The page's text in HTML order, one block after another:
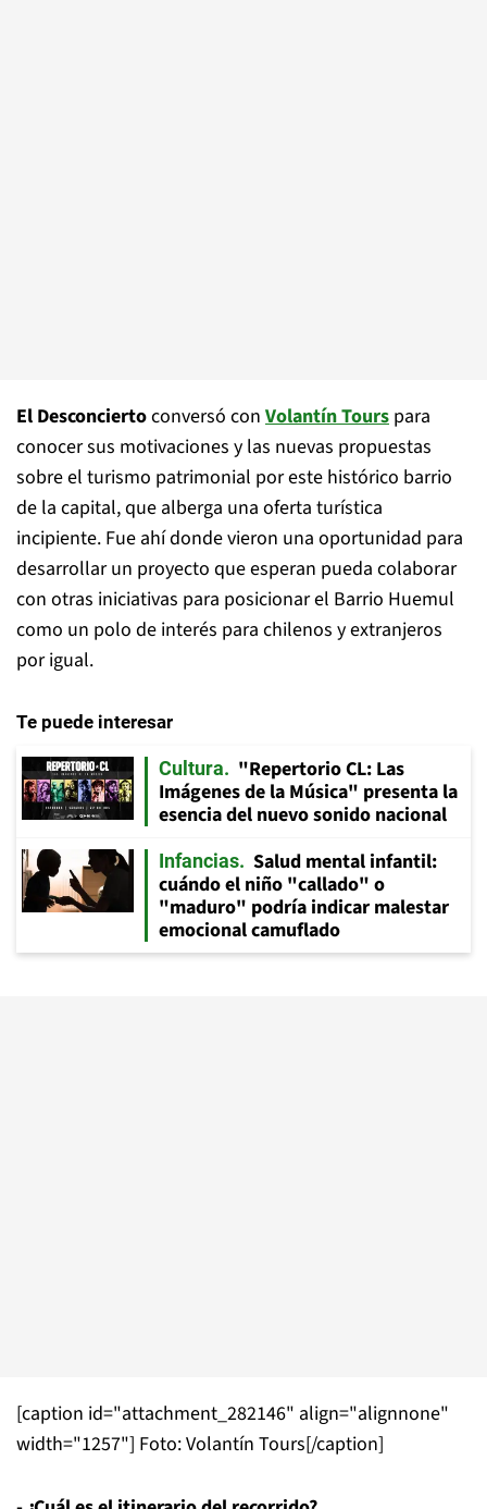
El Desconciertoconversó con Volantín Tours para
conocer sus motivaciones y las nuevas propuestas
sobre el turismo patrimonial por este histórico barrio
de la capital, que alberga una oferta turística
incipiente. Fue ahí donde vieron una oportunidad para
desarrollar un proyecto que esperan pueda colaborar
con otras iniciativas para posicionar el Barrio Huemul
como un polo de interés para chilenos y extranjeros
por igual.
Te puede interesar
Cultura
"Repertorio CL: Las
Imágenes de la Música" presenta la
esencia del nuevo sonido nacional
Infancias
Salud mental infantil:
cuándo el niño "callado" o
"maduro" podría indicar malestar
emocional camuflado
[caption id="attachment_282146" align="alignnone"
width="1257"] Foto: Volantín Tours[/caption]